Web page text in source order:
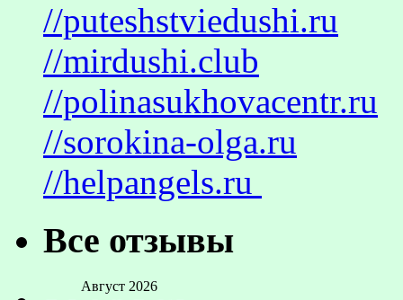
//puteshstviedushi.ru
//mirdushi.club
//polinasukhovacentr.ru
//sorokina-olga.ru
//helpangels.ru
Все отзывы
Август 2026